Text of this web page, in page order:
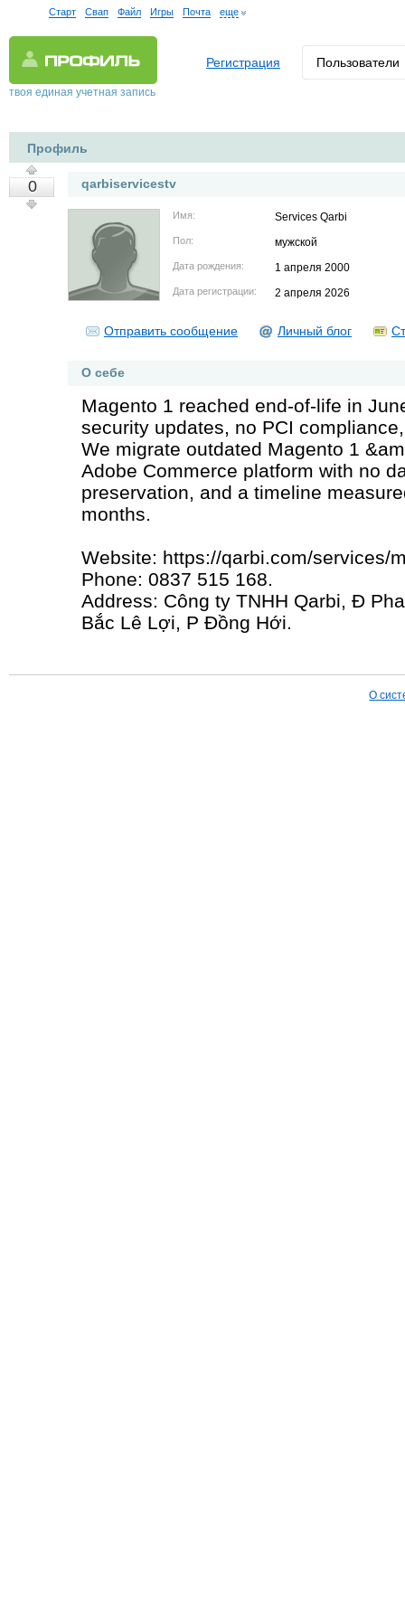
Старт Свап Файл Игры Почта еще
твоя единая учетная запись
Регистрация Пользователи
Профиль
0 qarbiservicestv
Имя: Services Qarbi
Пол: мужской
Дата рождения: 1 апреля 2000
Дата регистрации: 2 апреля 2026
Отправить сообщение Личный блог
О себе
Magento 1 reached end-of-life in
security updates, no PCI
We migrate outdated Magento 1
Adobe Commerce platform with no
preservation, and a timeline
months.
Website: https://qarbi.com/services/
Phone: 0837 515 168.
Address: Công ty TNHH Qarbi, Đ
Bắc Lê Lợi, P Đồng Hới.
О